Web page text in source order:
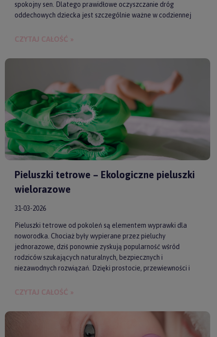
spokojny sen. Dlatego prawidłowe oczyszczanie dróg
oddechowych dziecka jest szczególnie ważne w codziennej
skutecznych akcesoriów wspierających realizację tego
szybko i delikatnie usunąć zalegającą wydzielinę.
CZYTAJ CAŁOŚĆ »
Pieluszki tetrowe – Ekologiczne pieluszki
wielorazowe
31-03-2026
Pieluszki tetrowe od pokoleń są elementem wyprawki dla
noworodka. Chociaż były wypierane przez pieluchy
jednorazowe, dziś ponownie zyskują popularność wśród
rodziców szukających naturalnych, bezpiecznych i
niezawodnych rozwiązań. Dzięki prostocie, przewiewności i
przyjazne dla skóry niemowlęcia. Gwarantują też ekologiczne
CZYTAJ CAŁOŚĆ »